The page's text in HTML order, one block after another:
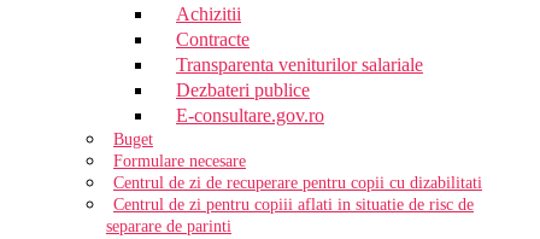
Achizitii
Contracte
Transparenta veniturilor salariale
Dezbateri publice
E-consultare.gov.ro
Buget
Formulare necesare
Centrul de zi de recuperare pentru copii cu dizabilitati
Centrul de zi pentru copiii aflati in situatie de risc de
separare de parinti